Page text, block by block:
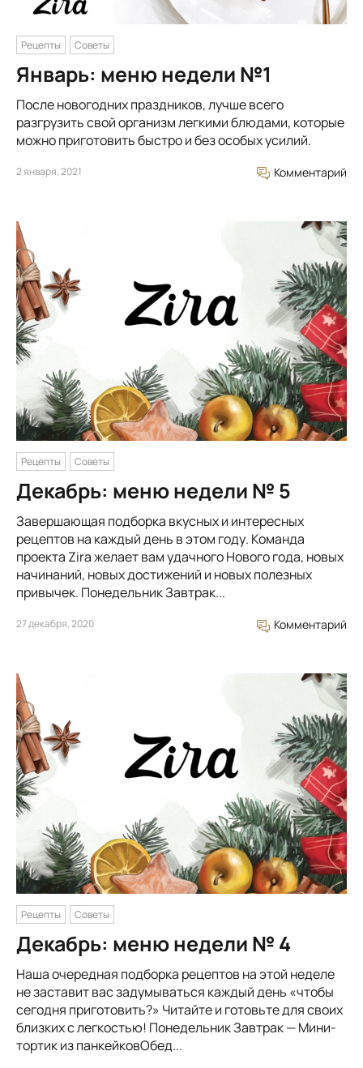
Рецепты Советы
Январь: меню недели №1
После новогодних праздников, лучше всего
разгрузить свой организм легкими блюдами, которые
можно приготовить быстро и без особых усилий.
2 января, 2021 Комментарий
Рецепты Советы
Декабрь: меню недели № 5
Завершающая подборка вкусных и интересных
рецептов на каждый день в этом году. Команда
проекта Zira желает вам удачного Нового года, новых
начинаний, новых достижений и новых полезных
привычек. Понедельник Завтрак...
27 декабря, 2020 Комментарий
Рецепты Советы
Декабрь: меню недели № 4
Наша очередная подборка рецептов на этой неделе
не заставит вас задумываться каждый день «чтобы
сегодня приготовить?» Читайте и готовьте для своих
близких с легкостью! Понедельник Завтрак — Мини-
тортик из панкейковОбед...